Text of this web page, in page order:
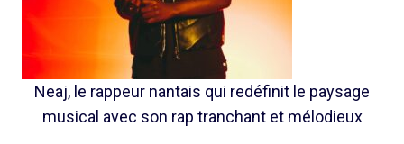
Neaj, le rappeur nantais qui redéfinit le paysage
musical avec son rap tranchant et mélodieux